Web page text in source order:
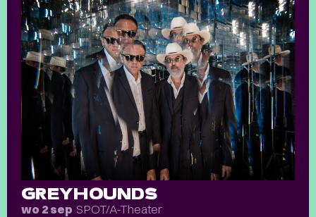
GREYHOUNDS
wo 2 sep SPOT/A-Theater